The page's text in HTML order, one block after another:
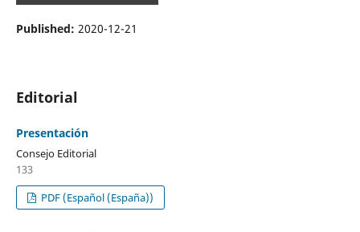
Published: 2020-12-21
Editorial
Presentación
Consejo Editorial
133
PDF (Español (España))